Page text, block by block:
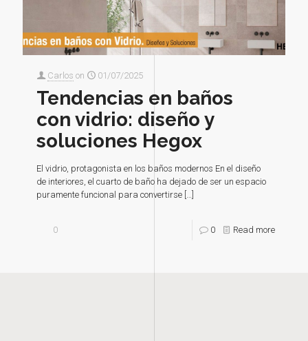
Carlos on 01/07/2025
Tendencias en baños
con vidrio: diseño y
soluciones Hegox
El vidrio, protagonista en los baños modernos En el diseño
de interiores, el cuarto de baño ha dejado de ser un espacio
puramente funcional para convertirse
0 0 Read more